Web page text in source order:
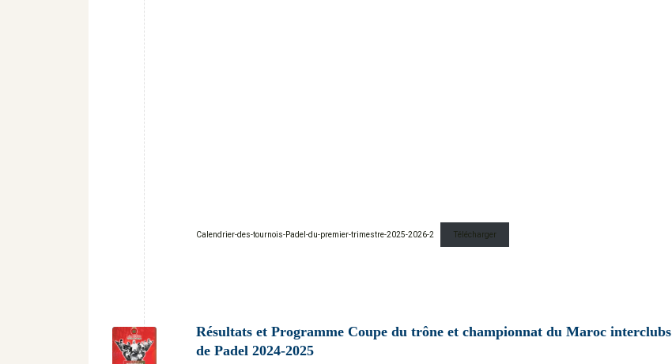
Calendrier-des-tournois-Padel-du-premier-trimestre-2025-2026-2 Télécharger
Résultats et Programme Coupe du trône et championnat du Maroc interclubs
de Padel 2024-2025